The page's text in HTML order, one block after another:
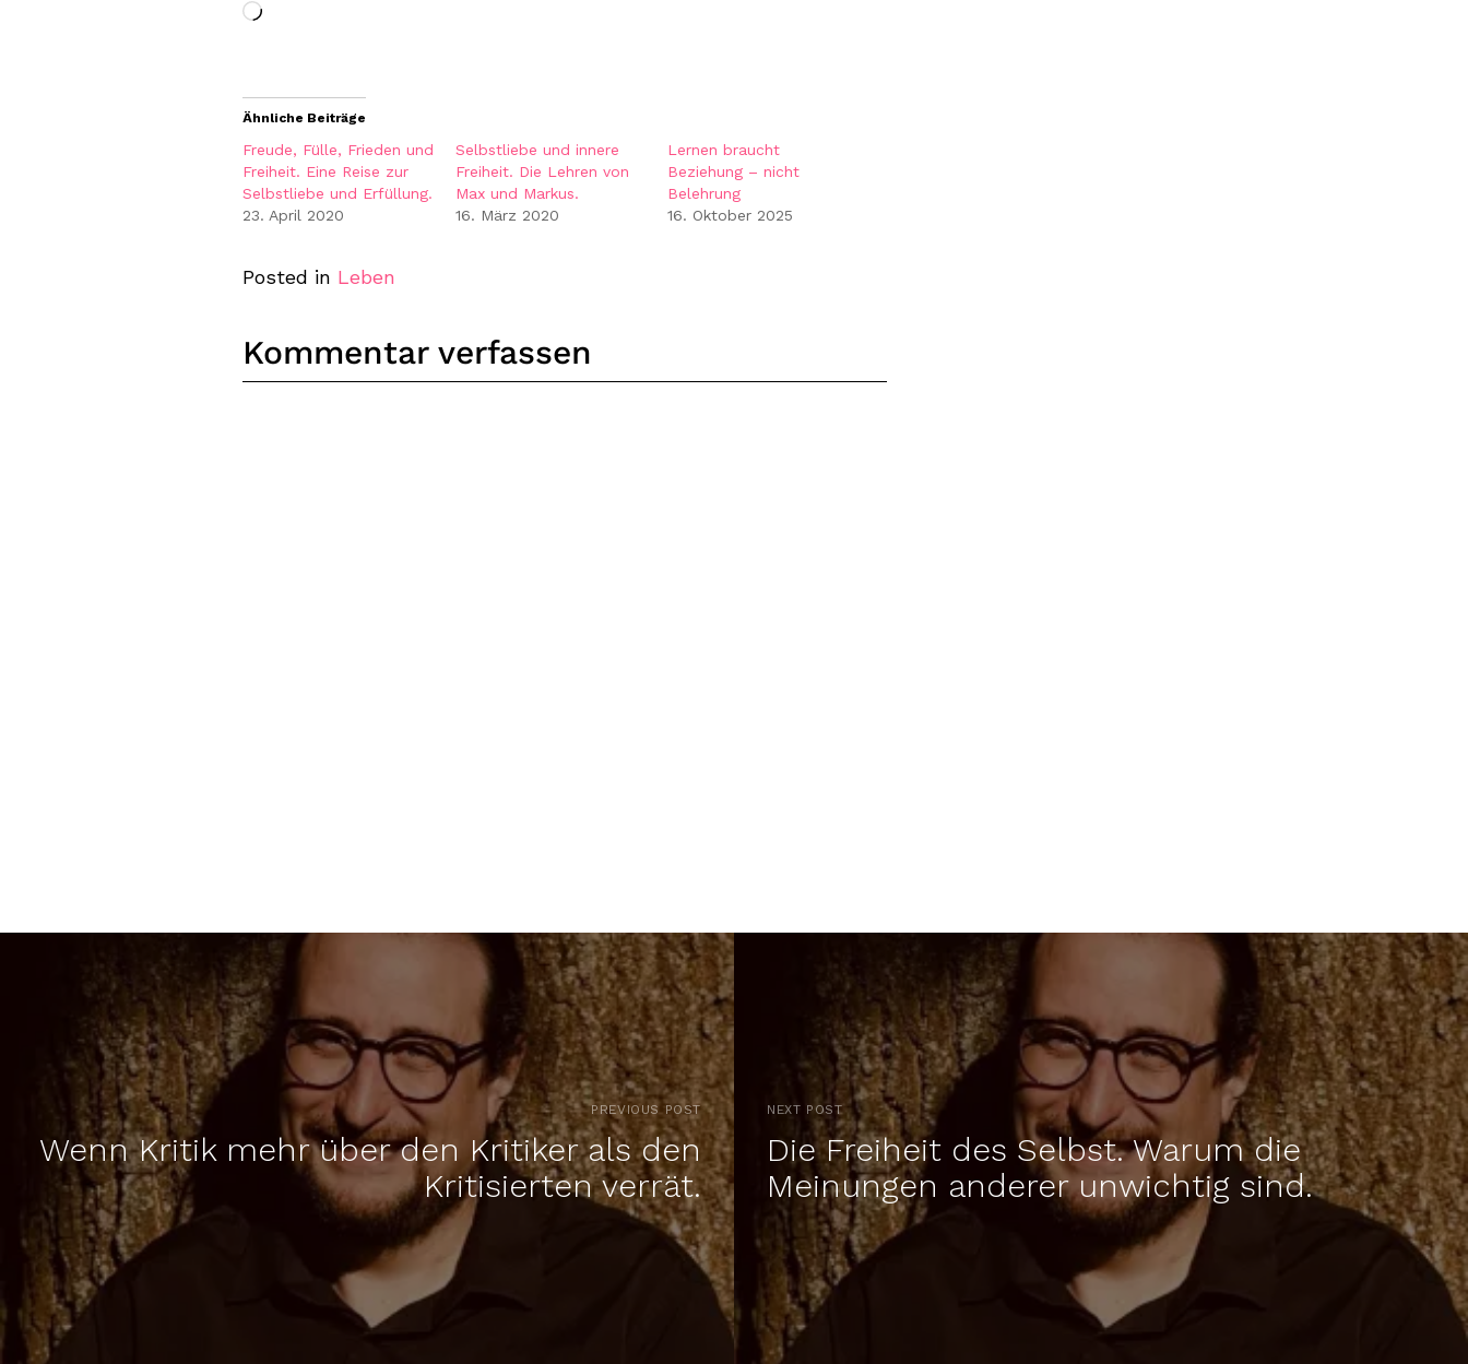
Wird
Ähnliche Beiträge
Freude, Fülle, Frieden und
Freiheit. Eine Reise zur
Selbstliebe und Erfüllung.
23. April 2020
Selbstliebe und innere
Freiheit. Die Lehren von
Max und Markus.
16. März 2020
Lernen braucht
Beziehung – nicht
Belehrung
16. Oktober 2025
Posted in Leben
Kommentar verfassen
PREVIOUS POST
Wenn Kritik mehr über den Kritiker als den
Kritisierten verrät.
NEXT POST
Die Freiheit des Selbst. Warum die
Meinungen anderer unwichtig sind.